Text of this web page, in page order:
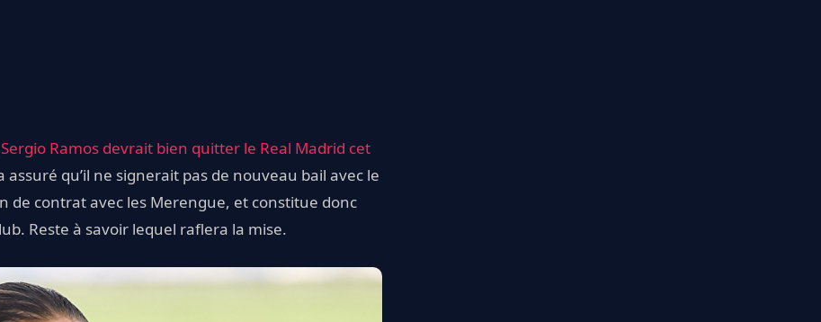
Sergio Ramos devrait bien quitter le Real Madrid cet
assuré qu’il ne signerait pas de nouveau bail avec le
de contrat avec les Merengue, et constitue donc
Reste à savoir lequel raflera la mise.